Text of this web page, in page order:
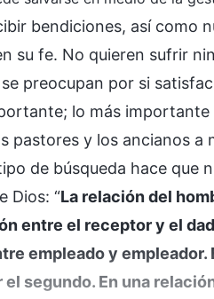
bendiciones, así como
su fe. No quieren sufrir
preocupan por si
lo más importante
pastores y los ancianos a
de búsqueda hace que
Dios: “La relación del
entre el receptor y el
empleado y empleador.
segundo. En una